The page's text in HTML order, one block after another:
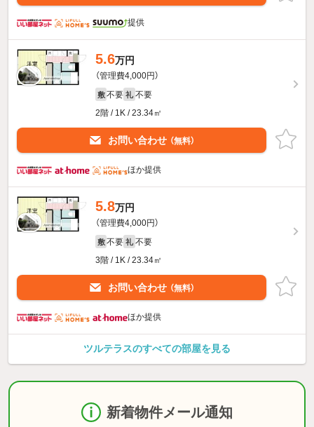
提供
5.6万円
（管理費4,000円）
敷 不要 礼 不要
2階 / 1K / 23.34㎡
お問い合わせ （無料）
ほか提供
5.8万円
（管理費4,000円）
敷 不要 礼 不要
3階 / 1K / 23.34㎡
お問い合わせ （無料）
ほか提供
ツルテラスのすべての部屋を見る
新着物件メール通知